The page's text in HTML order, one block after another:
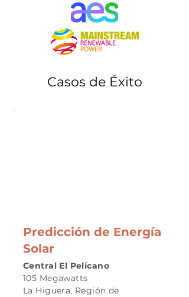
Casos de Éxito
Predicción de Energía
Solar
Central El Pelícano
105 Megawatts
La Higuera, Región de